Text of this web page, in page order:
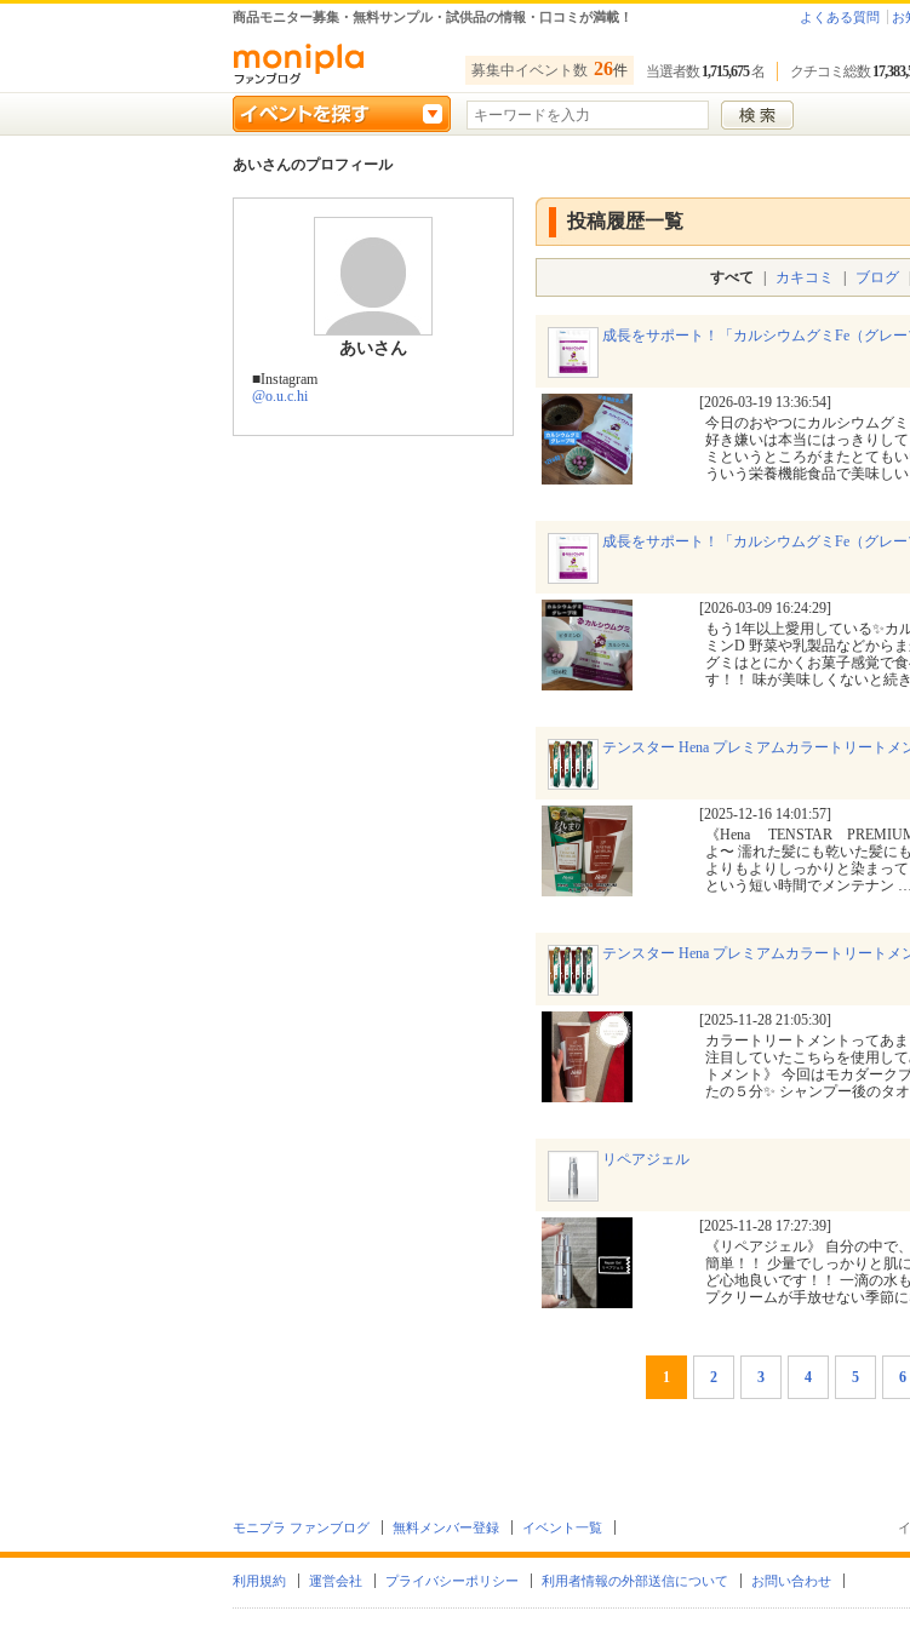
商品モニター募集・無料サンプル・試供品の情報・口コミが満載！ よくある質問 お
募集中イベント数 26件 当選者数 1,715,675名 クチコミ総数
あいさんのプロフィール
あいさん
■Instagram
@o.u.c.hi
投稿履歴一覧
すべて カキコミ ブログ
成長をサポート！「カルシウムグミFe（グレー
[2026-03-19 13:36:54]
今日のおやつにカルシウムグ
好き嫌いは本当にはっきりし
ミというところがまたとても
ういう栄養機能食品で美味し
成長をサポート！「カルシウムグミFe（グレー
[2026-03-09 16:24:29]
もう1年以上愛用している✨カ
ミンD 野菜や乳製品などから
グミはとにかくお菓子感覚で
す！！ 味が美味しくないと続
テンスター Hena プレミアムカラートリートメ
[2025-12-16 14:01:57]
《Hena TENSTAR
よ〜 濡れた髪にも乾いた髪に
よりもよりしっかりと染まっ
という短い時間でメンテナン …
テンスター Hena プレミアムカラートリートメ
[2025-11-28 21:05:30]
カラートリートメントってあ
注目していたこちらを使用
トメント》 今回はモカダーク
たの５分✨ シャンプー後のタ
リペアジェル
[2025-11-28 17:27:39]
《リペアジェル》 自分の中で
簡単！！ 少量でしっかりと肌
ど心地良いです！！ 一滴の水
プクリームが手放せない季節
1 2 3 4 5 6
モニプラ ファンブログ 無料メンバー登録 イベント一覧
利用規約 運営会社 プライバシーポリシー 利用者情報の外部送信について お問い合わせ